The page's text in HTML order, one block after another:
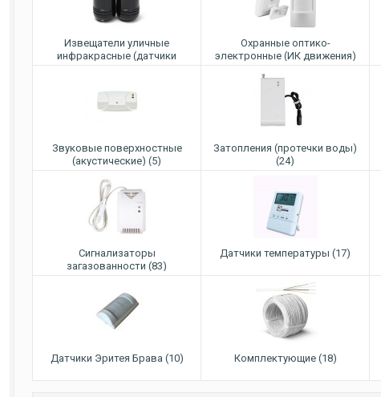
Извещатели уличные
инфракрасные (датчики
Oхранные оптико-
электронные (ИК движения)
Звуковые поверхностные
(акустические) (5)
Затопления (протечки воды)
(24)
Сигнализаторы
загазованности (83)
Датчики температуры (17)
Датчики Эритея Брава (10) Комплектующие (18)